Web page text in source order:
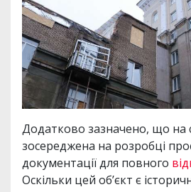
Додатково зазначено, що на
зосереджена на розробці
документації для повного
Оскільки цей об’єкт є